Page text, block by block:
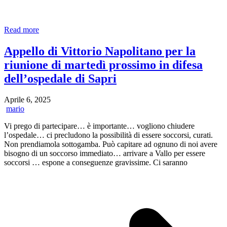
Read moreof
from
Aprile
7,
2025
Appello di Vittorio Napolitano per la
riunione di martedì prossimo in difesa
dell’ospedale di Sapri
Aprile 6, 2025
mario
Vi prego di partecipare… è importante… vogliono chiudere
l’ospedale… ci precludono la possibilità di essere soccorsi, curati.
Non prendiamola sottogamba. Può capitare ad ognuno di noi avere
bisogno di un soccorso immediato… arrivare a Vallo per essere
soccorsi … espone a conseguenze gravissime. Ci saranno